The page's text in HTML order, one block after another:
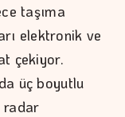
taşıma
elektronik ve
çekiyor.
üç boyutlu
radar